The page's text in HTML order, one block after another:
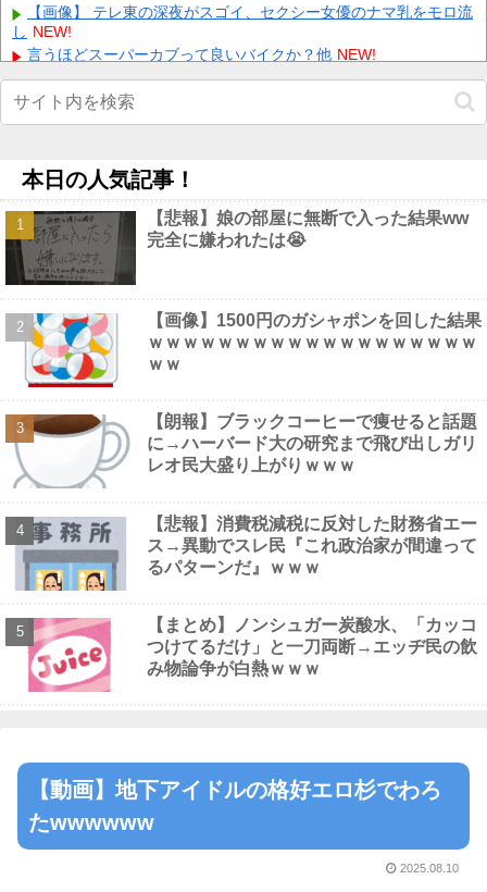
Powered by livedoor 相互RSS
【画像】 テレ東の深夜がスゴイ、セクシー女優のナマ乳をモロ流
し NEW!
言うほどスーパーカブって良いバイクか？他 NEW!
【動画】 役満ボディ・岡田紗佳(32)、ダンスで乳が大暴れ！
NEW!
【カープ実況】鈴木健矢(ブルペンデー)vs片山皓心【広島-DeNA/
【速報】中比スカボロー礁を巡る問題で遂に米国参戦、まさかの
こっち擁護であっち批判！！他 NEW!
絵師「このイラストを描く過程をタイムラプスで動画にしまし
た！」→とんでもないものが映り込んで16万いいね他
【画像】 男の87%はお○ぱいに目がいってスマホケースに気づか
ない自撮りｗ NEW!
【動画】 巨乳女子さん、コメダ珈琲で発情してしまった結果ｗｗ
ｗｗｗｗ NEW!
Powered by livedoor 相互RSS
本日の人気記事！
【悲報】娘の部屋に無断で入った結果ww
完全に嫌われたは😭
【画像】1500円のガシャポンを回した結果
ｗｗｗｗｗｗｗｗｗｗｗｗｗｗｗｗｗｗｗ
ｗｗ
【朗報】ブラックコーヒーで痩せると話題
に→ハーバード大の研究まで飛び出しガリ
レオ民大盛り上がりｗｗｗ
【悲報】消費税減税に反対した財務省エー
ス→異動でスレ民『これ政治家が間違って
るパターンだ』ｗｗｗ
【まとめ】ノンシュガー炭酸水、「カッコ
つけてるだけ」と一刀両断→エッヂ民の飲
み物論争が白熱ｗｗｗ
【動画】地下アイドルの格好エロ杉でわろ
たwwwwww
2025.08.10